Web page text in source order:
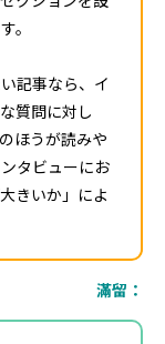
。
記事なら、イ
質問に対し
ほうが読みや
タビューにお
きいか」によ
滿留：